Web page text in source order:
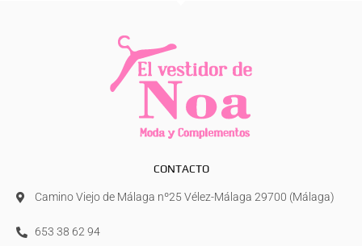
CONTACTO
Camino Viejo de Málaga nº25 Vélez-Málaga 29700 (Málaga)
653 38 62 94